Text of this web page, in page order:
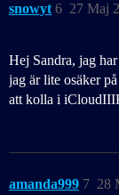
snowyt 27 Maj
6
Hej Sandra, jag
jag är lite osäker
att kolla i
amanda999 28
7